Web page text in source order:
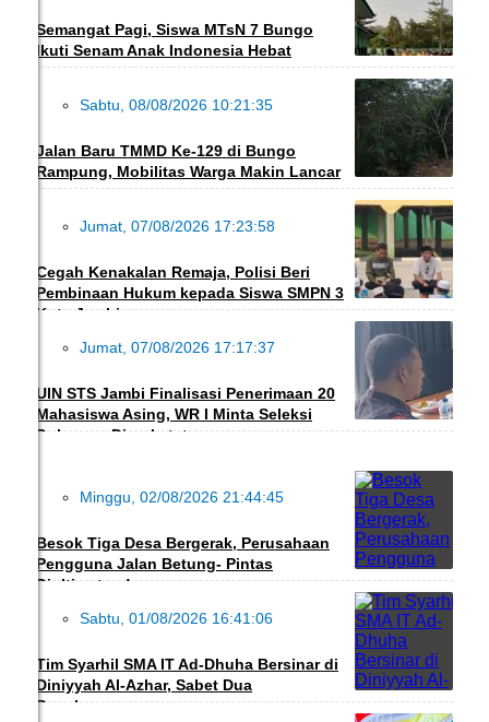
Semangat Pagi, Siswa MTsN 7 Bungo
Ikuti Senam Anak Indonesia Hebat
INFO DESA
Sabtu, 08/08/2026 10:21:35
Jalan Baru TMMD Ke-129 di Bungo
Rampung, Mobilitas Warga Makin Lancar
HUKRIM
Jumat, 07/08/2026 17:23:58
Cegah Kenakalan Remaja, Polisi Beri
Pembinaan Hukum kepada Siswa SMPN 3
Kota Jambi
PENDIDIKAN
Jumat, 07/08/2026 17:17:37
UIN STS Jambi Finalisasi Penerimaan 20
Mahasiswa Asing, WR I Minta Seleksi
Dokumen Diperketat
DAERAH
Minggu, 02/08/2026 21:44:45
Besok Tiga Desa Bergerak, Perusahaan
Pengguna Jalan Betung- Pintas
Diultimatum!
PENDIDIKAN
Sabtu, 01/08/2026 16:41:06
Tim Syarhil SMA IT Ad-Dhuha Bersinar di
Diniyyah Al-Azhar, Sabet Dua
Penghargaan